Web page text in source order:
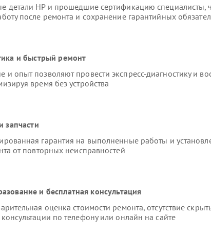
детали HP и прошедшие сертификацию специалисты,
после ремонта и сохранение гарантийных
и быстрый ремонт
опыт позволяют провести экспресс-диагностику и
время без устройства
запчасти
гарантия на выполненные работы и
от повторных неисправностей
и бесплатная консультация
оценка стоимости ремонта, отсутствие
по телефону или онлайн на сайте